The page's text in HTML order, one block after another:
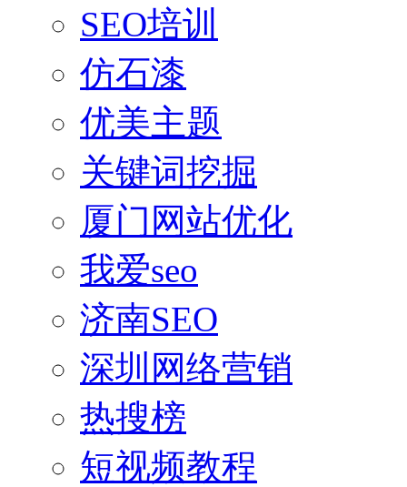
SEO培训
仿石漆
优美主题
关键词挖掘
厦门网站优化
我爱seo
济南SEO
深圳网络营销
热搜榜
短视频教程